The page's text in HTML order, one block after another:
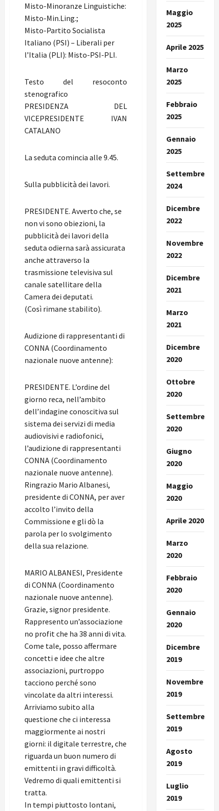
Misto-Minoranze Linguistiche:
Misto-Min.Ling.;
Misto-Partito Socialista
Italiano (PSI) – Liberali per
l’Italia (PLI): Misto-PSI-PLI.
Testo del resoconto
stenografico
PRESIDENZA DEL
VICEPRESIDENTE IVAN
CATALANO
La seduta comincia alle 9.45.
Sulla pubblicità dei lavori.
PRESIDENTE. Avverto che, se
non vi sono obiezioni, la
pubblicità dei lavori della
seduta odierna sarà assicurata
anche attraverso la
trasmissione televisiva sul
canale satellitare della
Camera dei deputati.
(Così rimane stabilito).
Audizione di rappresentanti di
CONNA (Coordinamento
nazionale nuove antenne):
PRESIDENTE. L’ordine del
giorno reca, nell’ambito
dell’indagine conoscitiva sul
sistema dei servizi di media
audiovisivi e radiofonici,
l’audizione di rappresentanti
CONNA (Coordinamento
nazionale nuove antenne).
Ringrazio Mario Albanesi,
presidente di CONNA, per aver
accolto l’invito della
Commissione e gli dò la
parola per lo svolgimento
della sua relazione.
MARIO ALBANESI, Presidente
di CONNA (Coordinamento
nazionale nuove antenne).
Grazie, signor presidente.
Rappresento un’associazione
no profit che ha 38 anni di vita.
Come tale, posso affermare
concetti e idee che altre
associazioni, purtroppo
tacciono perché sono
vincolate da altri interessi.
Arriviamo subito alla
questione che ci interessa
maggiormente ai nostri
giorni: il digitale terrestre, che
riguarda un buon numero di
emittenti in gravi difficoltà.
Vedremo di quali emittenti si
tratta.
In tempi piuttosto lontani,
Maggio
2025
Aprile 2025
Marzo
2025
Febbraio
2025
Gennaio
2025
Settembre
2024
Dicembre
2022
Novembre
2022
Dicembre
2021
Marzo
2021
Dicembre
2020
Ottobre
2020
Settembre
2020
Giugno
2020
Maggio
2020
Aprile 2020
Marzo
2020
Febbraio
2020
Gennaio
2020
Dicembre
2019
Novembre
2019
Settembre
2019
Agosto
2019
Luglio
2019